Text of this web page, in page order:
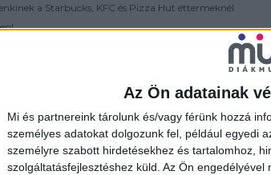
Az Ön adatainak
Mi és partnereink tárolunk és/vagy férünk hozzá
személyes adatokat dolgozunk fel, például egyedi
személyre szabott hirdetésekhez és tartalomhoz,
szolgáltatásfejlesztéshez küld. Az Ön engedélyével
a Starbucks, KFC és Pizza Hut éttermeknél
tréningeken és csapatépítőkön vehetsz részt.